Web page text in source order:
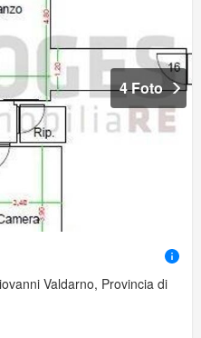
4 Foto
Valdarno, Provincia di